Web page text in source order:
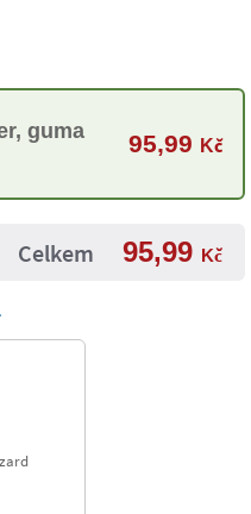
guma
95,99 Kč
Celkem 95,99 Kč